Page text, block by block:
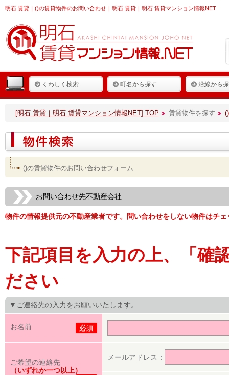
明石 賃貸 ｜()の賃貸物件のお問い合わせ｜明石 賃貸｜明石 賃貸マンション情報NET
くわしく検索 町名から探す 沿線から
[明石 賃貸｜明石 賃貸マンション情報NET] TOP 賃貸物件を探す
()の賃貸物件のお問い合わせフォーム
お問い合わせ先不動産会社
物件の情報提供元の不動産業者です。問い合わせをしない物件はチ
下記項目を入力の上、「確
ださい
▼ご連絡先の入力をお願いいたします。
お名前 必須
ご希望の連絡先
（いずれか一つ以上）
メールアドレス：